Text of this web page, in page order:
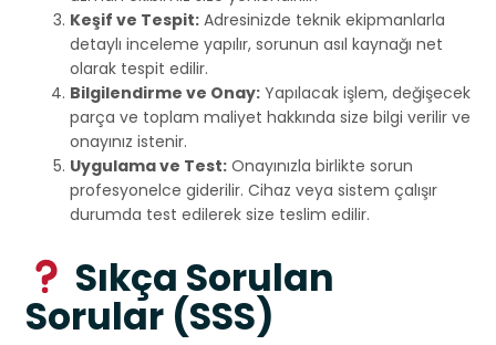
Keşif ve Tespit: Adresinizde teknik ekipmanlarla
detaylı inceleme yapılır, sorunun asıl kaynağı net
olarak tespit edilir.
Bilgilendirme ve Onay: Yapılacak işlem, değişecek
parça ve toplam maliyet hakkında size bilgi verilir ve
onayınız istenir.
Uygulama ve Test: Onayınızla birlikte sorun
profesyonelce giderilir. Cihaz veya sistem çalışır
durumda test edilerek size teslim edilir.
Sıkça Sorulan
Sorular (SSS)